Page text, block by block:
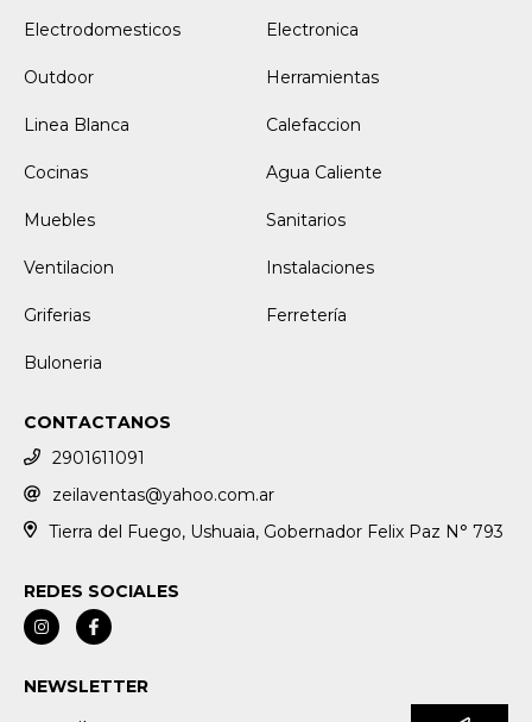
Electrodomesticos
Electronica
Outdoor Herramientas
Linea Blanca Calefaccion
Cocinas Agua Caliente
Muebles Sanitarios
Ventilacion Instalaciones
Griferias Ferretería
Buloneria
CONTACTANOS
2901611091
zeilaventas@yahoo.com.ar
Tierra del Fuego, Ushuaia, Gobernador Felix Paz N° 793
REDES SOCIALES
NEWSLETTER